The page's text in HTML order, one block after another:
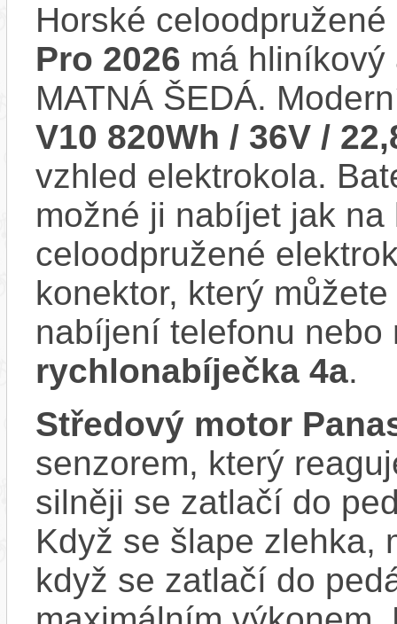
Horské
Pro 2026 má hliníkový
MATNÁ ŠEDÁ.
V10 820Wh / 36V /
vzhled elektrokola.
možné ji nabíjet jak
celoodpružené
konektor, který
nabíjení telefonu
rychlonabíječka 4a.
Středový motor
senzorem, který
silněji se zatlačí do
Když se šlape zlehka,
když se zatlačí do